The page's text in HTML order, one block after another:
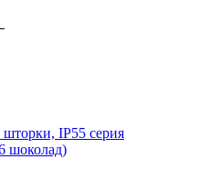
шторки, IP55 серия